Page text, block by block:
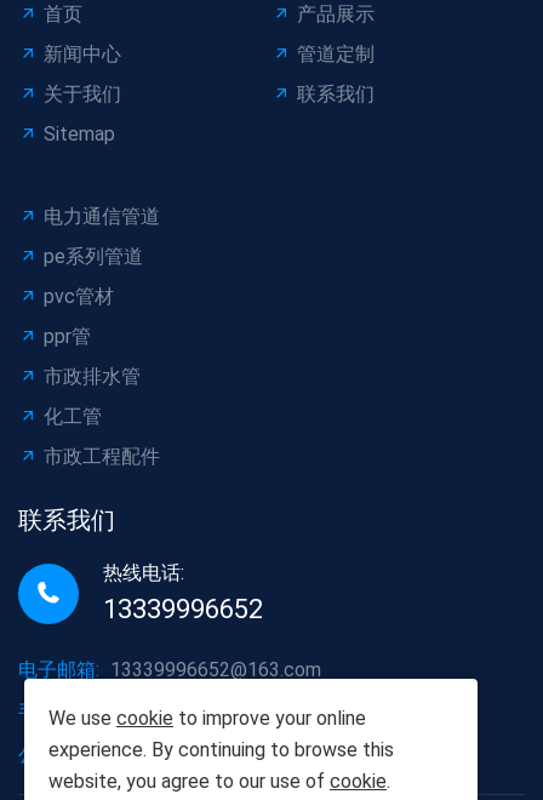
首页
产品展示
新闻中心
管道定制
关于我们
联系我们
Sitemap
电力通信管道
pe系列管道
pvc管材
ppr管
市政排水管
化工管
市政工程配件
联系我们
热线电话:
13339996652
电子邮箱: 13339996652@163.com
手机号码: 13339996652
公司地址: 湖北省武汉市洪山区
We use cookie to improve your online
experience. By continuing to browse this
website, you agree to our use of cookie.